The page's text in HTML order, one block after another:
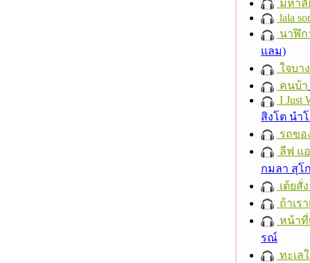
มหาลั
lala
นาฬิก
แลม)
ใจบาง
คนบ้า
I Just
สิงโต นำ
รถขอ
ลีฟ แอ
กมลา สุโ
เต้ยสั่
ถ้าเร
หน้าที่
รณ์
ทะเล